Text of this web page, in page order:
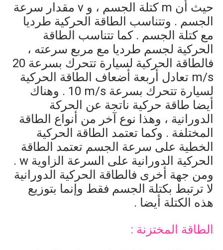
حيث أن m كتلة الجسم ، و vمقدار سرعة
الجسم . وتتناسب الطاقة الحركية طرديا
مع كتلة الجسم . كما تتناسب الطاقة
الحركية لجسم طرديا مع مربع سرعته ،
فالطاقة الحركية لسيارة تتحرك بسرعة 20
m/s تعادل أربعة أضعاف الطاقة الحركية
لسيارة تتحرك بسرعة 10 m/s . وهناك
أيضا طاقة حركية ناتجة عن الحركة
الدورانية ، وهذا نوع آخر من أنواع الطاقة
المختلفة . وكما تعتمد الطاقة الحركية
الخطية على سرعة الجسم تعتمد الطاقة
الحركية الدورانية على السرعة الزاوية w
.
ومن جهة أخرى فالطاقة الحركية الدورانية
لا ترتبط بكتلة الجسم فقط وإنما بتوزيع
هذه الكتلة أيضا .
الطاقة المختزنة :